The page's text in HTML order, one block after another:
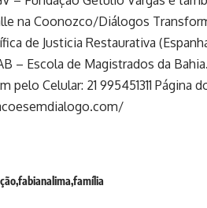
na Coonozco/Diálogos
de Justicia Restaurativa
– Escola de Magistrados da Bahia.
pelo Celular: 21 995451311 Página
fabianalima família